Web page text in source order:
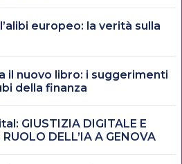
europeo: la verità sulla
il nuovo libro: i suggerimenti
della finanza
GIUSTIZIA DIGITALE E
DELL’IA A GENOVA